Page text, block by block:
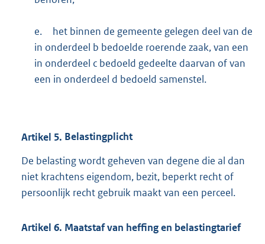
e.
het binnen de gemeente gelegen deel van de
in onderdeel b bedoelde roerende zaak, van een
in onderdeel c bedoeld gedeelte daarvan of van
een in onderdeel d bedoeld samenstel.
Artikel 5. Belastingplicht
De belasting wordt geheven van degene die al dan
niet krachtens eigendom, bezit, beperkt recht of
persoonlijk recht gebruik maakt van een perceel.
Artikel 6. Maatstaf van heffing en belastingtarief